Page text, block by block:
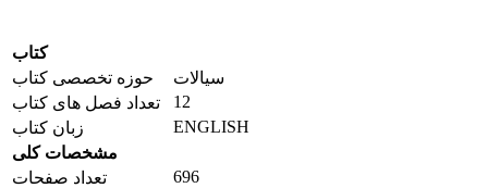
کتاب
حوزه تخصصی کتاب
سیالات
تعداد فصل های کتاب
12
زبان کتاب
ENGLISH
مشخصات کلی
تعداد صفحات
696